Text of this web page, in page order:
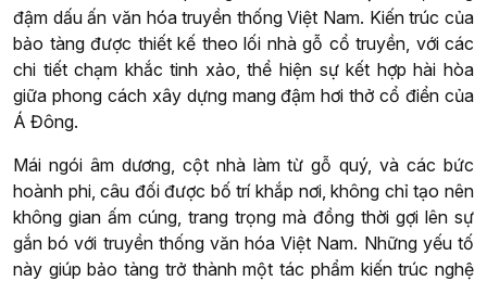
đậm dấu ấn văn hóa truyền thống Việt Nam. Kiến trúc của
bảo tàng được thiết kế theo lối nhà gỗ cổ truyền, với các
chi tiết chạm khắc tinh xảo, thể hiện sự kết hợp hài hòa
giữa phong cách xây dựng mang đậm hơi thở cổ điển của
Á Đông.
Mái ngói âm dương, cột nhà làm từ gỗ quý, và các bức
hoành phi, câu đối được bố trí khắp nơi, không chỉ tạo nên
không gian ấm cúng, trang trọng mà đồng thời gợi lên sự
gắn bó với truyền thống văn hóa Việt Nam. Những yếu tố
này giúp bảo tàng trở thành một tác phẩm kiến trúc nghệ